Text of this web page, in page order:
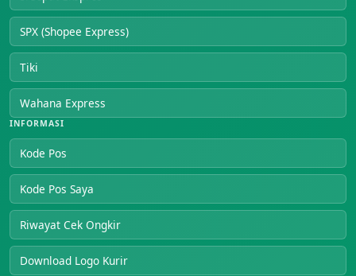
SPX (Shopee Express)
Tiki
Wahana Express
INFORMASI
Kode Pos
Kode Pos Saya
Riwayat Cek Ongkir
Download Logo Kurir